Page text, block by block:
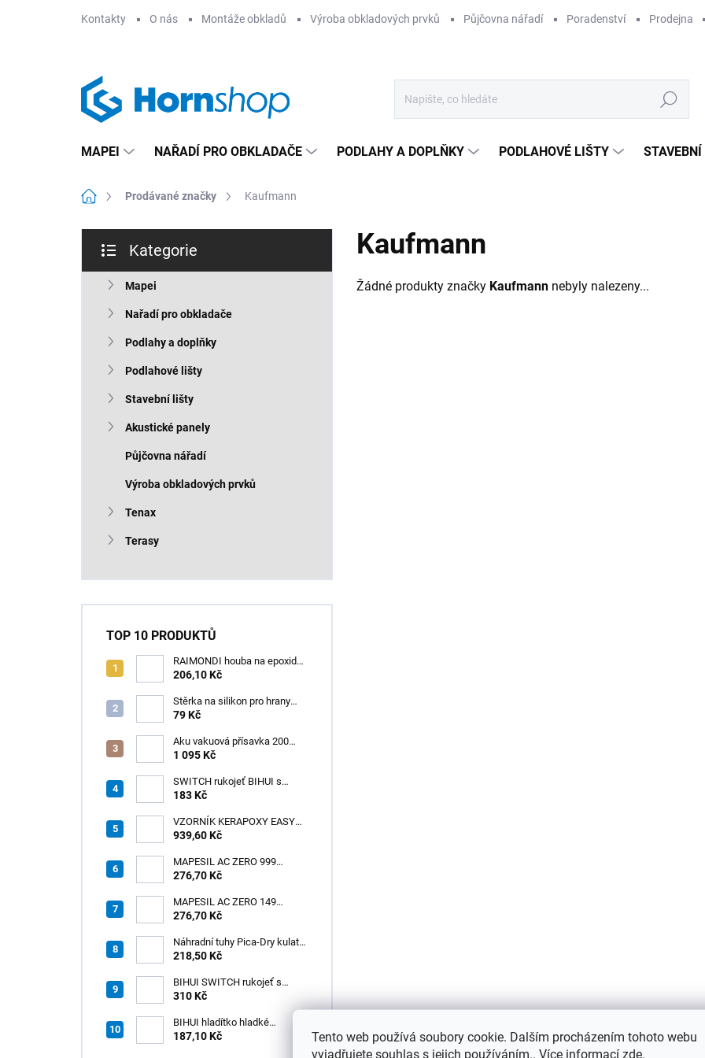
Tento web používá soubory cookie. Dalším procházením tohoto webu
vyjadřujete souhlas s jejich používáním.. Více informací zde.
Kontakty O nás Montáže obkladů Výroba obkladových prvků Půjčovna nářadí Poradenství Prodejna
Hledat
MAPEI NAŘADÍ PRO OBKLADAČE PODLAHY A DOPLŇKY PODLAHOVÉ LIŠTY
Domů Prodávané značky Kaufmann
s
kategorie
Kategorie
Mapei
Nařadí pro obkladače
Podlahy a doplňky
Podlahové lišty
Stavební lišty
Akustické panely
Půjčovna nářadí
Výroba obkladových prvků
Tenax
Terasy
TOP 10 PRODUKTŮ
RAIMONDI houba na epoxid
(Cellulosa) 190x120x4 OVÁL
206,10 Kč
Stěrka na silikon pro hrany
Jolly
79 Kč
Aku vakuová přísavka 200
mm s LCD displejem (150 kg)
1 095 Kč
SWITCH rukojeť BIHUI s
úchytem na jedné straně
183 Kč
VZORNÍK KERAPOXY EASY
DESIGN /1ks
939,60 Kč
MAPESIL AC ZERO 999
TRANSPARENTNÍ (310 ml)
276,70 Kč
MAPESIL AC ZERO 149
SOPEČNÝ PÍSEK (310 ml)
276,70 Kč
Náhradní tuhy Pica-Dry kulaté
– černé
218,50 Kč
BIHUI SWITCH rukojeť s
oboustranným úchytem –
310 Kč
BIHUI hladítko hladké
náhradní INOX 280×115 mm s
187,10 Kč
Kaufmann
Žádné produkty značky Kaufmann nebyly nalezeny...